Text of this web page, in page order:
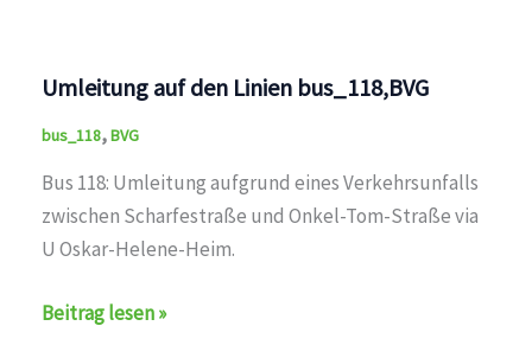
bus_118,BVG
Umleitung auf den Linien bus_118,BVG
bus_118,BVG
Bus 118: Umleitung aufgrund eines Verkehrsunfalls
zwischen Scharfestraße und Onkel-Tom-Straße via
U Oskar-Helene-Heim.
Umleitung
Beitrag lesen »